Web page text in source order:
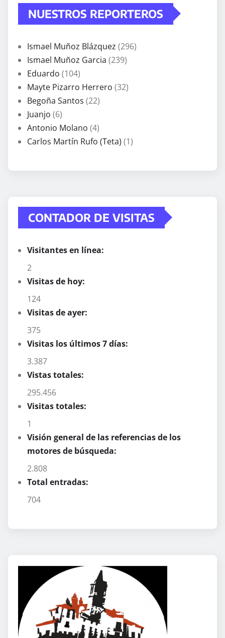
NUESTROS REPORTEROS
Ismael Muñoz Blázquez (296)
Ismael Muñoz Garcia (239)
Eduardo (104)
Mayte Pizarro Herrero (32)
Begoña Santos (22)
Juanjo (6)
Antonio Molano (4)
Carlos Martín Rufo (Teta) (1)
CONTADOR DE VISITAS
Visitantes en línea:
2
Visitas de hoy:
124
Visitas de ayer:
375
Visitas los últimos 7 días:
3.387
Vistas totales:
295.456
Visitas totales:
1
Visión general de las referencias de los
motores de búsqueda:
2.808
Total entradas:
704